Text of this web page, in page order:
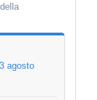
agosto